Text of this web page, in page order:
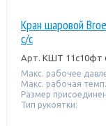
Кран шаровой
с/с
Арт. КШТ 11с10фт
Макс. рабочее
Макс. рабочая
Размер
Тип рукоятки: